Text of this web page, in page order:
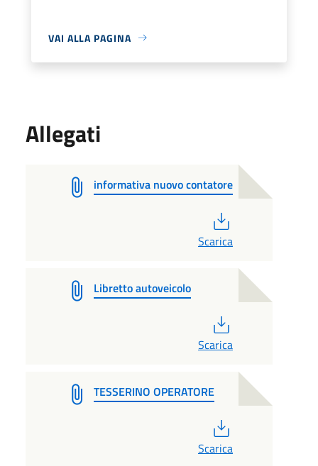
VAI ALLA PAGINA
Allegati
informativa nuovo contatore
Scarica
Libretto autoveicolo
Scarica
TESSERINO OPERATORE
Scarica